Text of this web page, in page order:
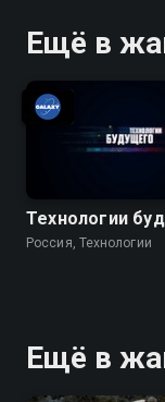
Ещё в
Технологии
Россия, Технологии
Ещё в